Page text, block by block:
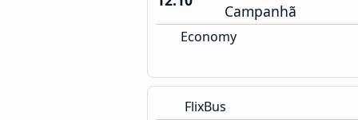
Campanhã
Economy
FlixBus